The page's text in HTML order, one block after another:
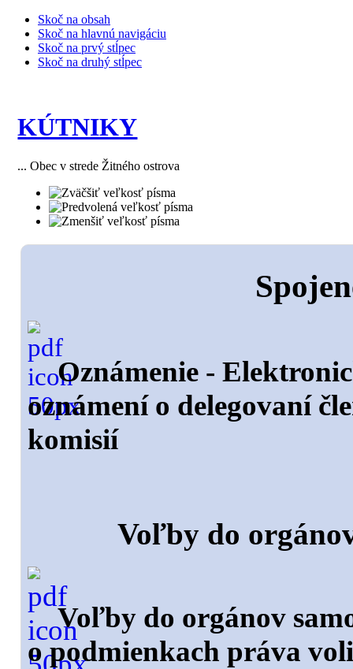
Skoč na obsah
Skoč na hlavnú navigáciu
Skoč na prvý stĺpec
Skoč na druhý stĺpec
KÚTNIKY
... Obec v strede Žitného ostrova
Oznámenie -
oznámení o delegovaní
komisií
Voľby do
Voľby do orgánov
o podmienkach práva